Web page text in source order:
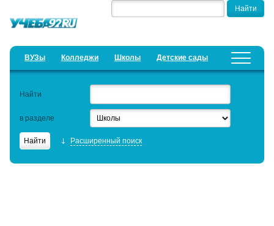
ВУЗы Колледжи Школы Детские сады
Предложить новость
Найти
в разделе
Расширенный поиск